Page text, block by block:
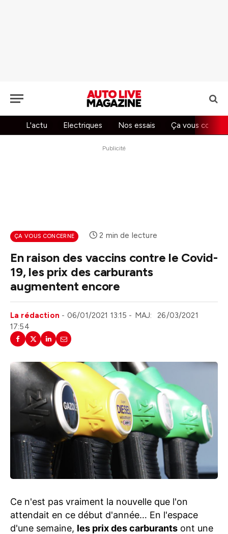
L'actu Electriques Nos essais Ça vous
Publicité
ÇA VOUS CONCERNE 2 min de lecture
En raison des vaccins contre le Covid-
19, les prix des carburants
augmentent encore
La rédaction 06/01/2021 13:15 MAJ:
26/03/2021
17:54
Ce n'est pas vraiment la nouvelle que l'on
attendait en ce début d'année… En l'espace
d'une semaine, les prix des carburants ont une